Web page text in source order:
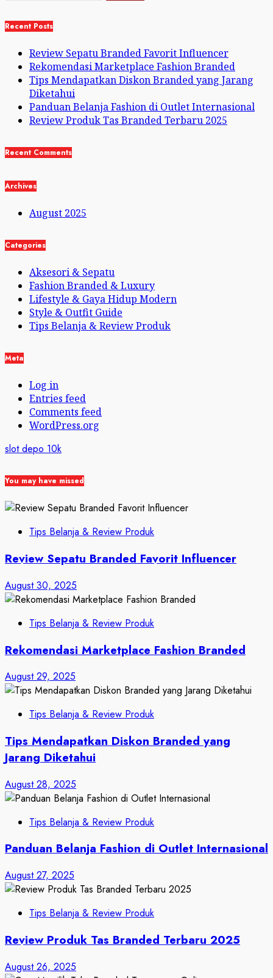
Recent Posts
Review Sepatu Branded Favorit Influencer
Rekomendasi Marketplace Fashion Branded
Tips Mendapatkan Diskon Branded yang Jarang
Diketahui
Panduan Belanja Fashion di Outlet Internasional
Review Produk Tas Branded Terbaru 2025
Recent Comments
Archives
August 2025
Categories
Aksesori & Sepatu
Fashion Branded & Luxury
Lifestyle & Gaya Hidup Modern
Style & Outfit Guide
Tips Belanja & Review Produk
Meta
Log in
Entries feed
Comments feed
WordPress.org
slot depo 10k
You may have missed
Tips Belanja & Review Produk
Review Sepatu Branded Favorit Influencer
August 30, 2025
Tips Belanja & Review Produk
Rekomendasi Marketplace Fashion Branded
August 29, 2025
Tips Belanja & Review Produk
Tips Mendapatkan Diskon Branded yang
Jarang Diketahui
August 28, 2025
Tips Belanja & Review Produk
Panduan Belanja Fashion di Outlet Internasional
August 27, 2025
Tips Belanja & Review Produk
Review Produk Tas Branded Terbaru 2025
August 26, 2025